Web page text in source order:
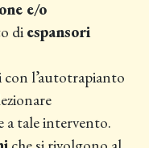
e/o
di espansori
l’autotrapianto
a tale intervento.